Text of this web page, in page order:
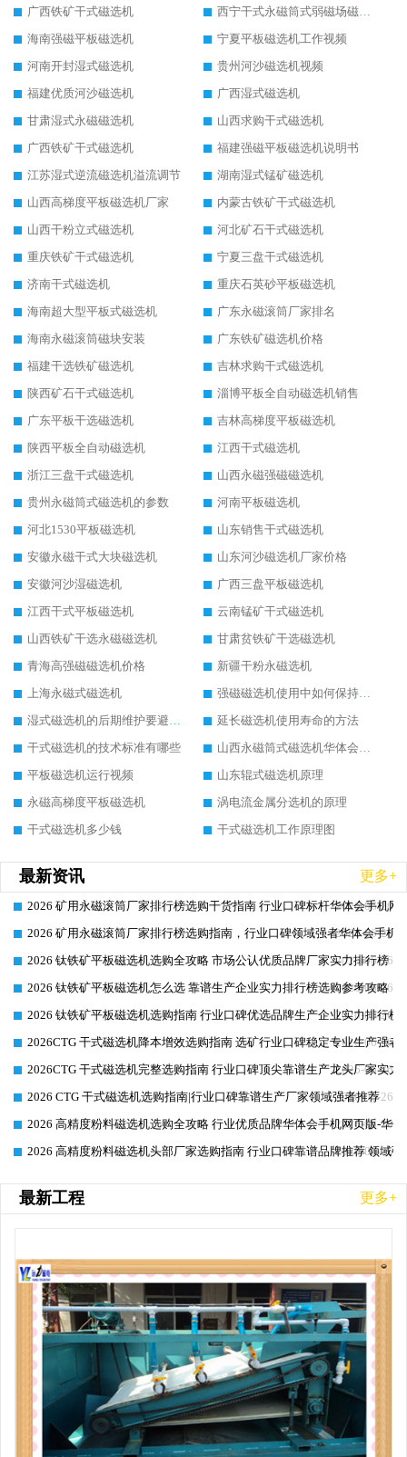
广西铁矿干式磁选机
西宁干式永磁筒式弱磁场磁选机结构图
海南强磁平板磁选机
宁夏平板磁选机工作视频
河南开封湿式磁选机
贵州河沙磁选机视频
福建优质河沙磁选机
广西湿式磁选机
甘肃湿式永磁磁选机
山西求购干式磁选机
广西铁矿干式磁选机
福建强磁平板磁选机说明书
江苏湿式逆流磁选机溢流调节
湖南湿式锰矿磁选机
山西高梯度平板磁选机厂家
内蒙古铁矿干式磁选机
山西干粉立式磁选机
河北矿石干式磁选机
重庆铁矿干式磁选机
宁夏三盘干式磁选机
济南干式磁选机
重庆石英砂平板磁选机
海南超大型平板式磁选机
广东永磁滚筒厂家排名
海南永磁滚筒磁块安装
广东铁矿磁选机价格
福建干选铁矿磁选机
吉林求购干式磁选机
陕西矿石干式磁选机
淄博平板全自动磁选机销售
广东平板干选磁选机
吉林高梯度平板磁选机
陕西平板全自动磁选机
江西干式磁选机
浙江三盘干式磁选机
山西永磁强磁磁选机
贵州永磁筒式磁选机的参数
河南平板磁选机
河北1530平板磁选机
山东销售干式磁选机
安徽永磁干式大块磁选机
山东河沙磁选机厂家价格
安徽河沙湿磁选机
广西三盘平板磁选机
江西干式平板磁选机
云南锰矿干式磁选机
山西铁矿干选永磁磁选机
甘肃贫铁矿干选磁选机
青海高强磁磁选机价格
新疆干粉永磁选机
上海永磁式磁选机
强磁磁选机使用中如何保持其顺畅运行
湿式磁选机的后期维护要避开哪些坑
延长磁选机使用寿命的方法
干式磁选机的技术标准有哪些
山西永磁筒式磁选机华体会手机网页版-华体会(中国)
平板磁选机运行视频
山东辊式磁选机原理
永磁高梯度平板磁选机
涡电流金属分选机的原理
干式磁选机多少钱
干式磁选机工作原理图
最新资讯 更多+
2026-06-26
2026 矿用永磁滚筒厂家排行榜选购干货指南 行业口碑标杆华体会手机网
2026-06-26
2026 矿用永磁滚筒厂家排行榜选购指南，行业口碑领域强者华体会手机
2026-06-26
2026 钛铁矿平板磁选机选购全攻略 市场公认优质品牌厂家实力排行榜
2026-06-26
2026 钛铁矿平板磁选机怎么选 靠谱生产企业实力排行榜选购参考攻略
2026-06-26
2026 钛铁矿平板磁选机选购指南 行业口碑优选品牌生产企业实力排行榜
2026-06-26
2026CTG 干式磁选机降本增效选购指南 选矿行业口碑稳定专业生产强者
2026-06-26
2026CTG 干式磁选机完整选购指南 行业口碑顶尖靠谱生产龙头厂家实力
2026-06-26
2026 CTG 干式磁选机选购指南|行业口碑靠谱生产厂家领域强者推荐
2026-06-26
2026 高精度粉料磁选机选购全攻略 行业优质品牌华体会手机网页版-华
2026-06-26
2026 高精度粉料磁选机头部厂家选购指南 行业口碑靠谱品牌推荐 领域
最新工程 更多+